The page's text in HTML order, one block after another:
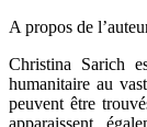
A propos de
Christina Sarich
humanitaire au
peuvent être
apparaissent